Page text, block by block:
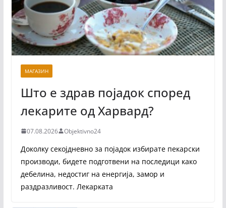
МАГАЗИН
Што е здрав појадок според
лекарите од Харвард?
07.08.2026 Objektivno24
Доколку секојдневно за појадок избирате пекарски
производи, бидете подготвени на последици како
дебелина, недостиг на енергија, замор и
раздразливост. Лекарката